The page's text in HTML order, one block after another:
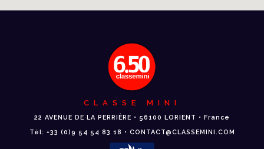
CLASSE MINI
22 AVENUE DE LA PERRIÈRE • 56100 LORIENT • France
Tél: +33 (0)9 54 54 83 18 • CONTACT@CLASSEMINI.COM